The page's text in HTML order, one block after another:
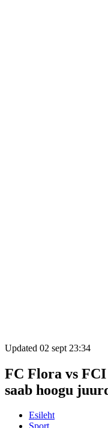
Updated 02 sept 23:34
FC Flora vs
saab hoogu
Esileht